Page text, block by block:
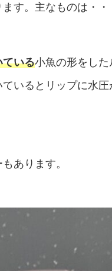
す。主なものは・・
ている小魚の形をし
いるとリップに水
あります。